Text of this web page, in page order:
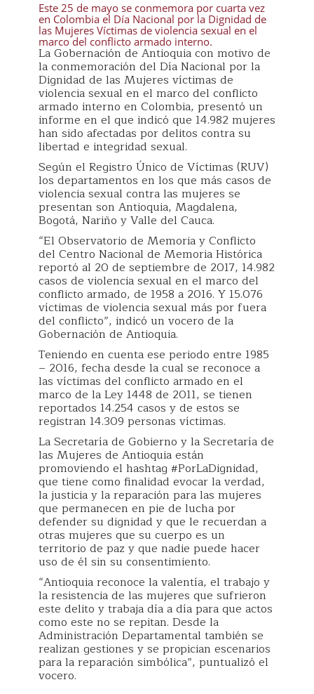
Este 25 de mayo se conmemora por cuarta vez
en Colombia el Día Nacional por la Dignidad de
las Mujeres Víctimas de violencia sexual en el
marco del conflicto armado interno.
La Gobernación de Antioquia con motivo de
la conmemoración del Día Nacional por la
Dignidad de las Mujeres víctimas de
violencia sexual en el marco del conflicto
armado interno en Colombia, presentó un
informe en el que indicó que 14.982 mujeres
han sido afectadas por delitos contra su
libertad e integridad sexual.
Según el Registro Único de Víctimas (RUV)
los departamentos en los que más casos de
violencia sexual contra las mujeres se
presentan son Antioquia, Magdalena,
Bogotá, Nariño y Valle del Cauca.
“El Observatorio de Memoria y Conflicto
del Centro Nacional de Memoria Histórica
reportó al 20 de septiembre de 2017, 14.982
casos de violencia sexual en el marco del
conflicto armado, de 1958 a 2016. Y 15.076
víctimas de violencia sexual más por fuera
del conflicto”, indicó un vocero de la
Gobernación de Antioquia.
Teniendo en cuenta ese periodo entre 1985
– 2016, fecha desde la cual se reconoce a
las víctimas del conflicto armado en el
marco de la Ley 1448 de 2011, se tienen
reportados 14.254 casos y de estos se
registran 14.309 personas víctimas.
La Secretaría de Gobierno y la Secretaría de
las Mujeres de Antioquia están
promoviendo el hashtag #PorLaDignidad,
que tiene como finalidad evocar la verdad,
la justicia y la reparación para las mujeres
que permanecen en pie de lucha por
defender su dignidad y que le recuerdan a
otras mujeres que su cuerpo es un
territorio de paz y que nadie puede hacer
uso de él sin su consentimiento.
“Antioquia reconoce la valentía, el trabajo y
la resistencia de las mujeres que sufrieron
este delito y trabaja día a día para que actos
como este no se repitan. Desde la
Administración Departamental también se
realizan gestiones y se propician escenarios
para la reparación simbólica”, puntualizó el
vocero.